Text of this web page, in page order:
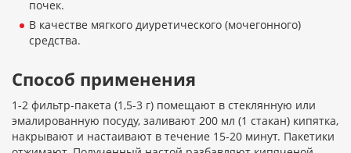
почек.
В качестве мягкого диуретического (мочегонного)
средства.
Способ применения
1-2 фильтр-пакета (1,5-3 г) помещают в стеклянную или
эмалированную посуду, заливают 200 мл (1 стакан) кипятка,
накрывают и настаивают в течение 15-20 минут. Пакетики